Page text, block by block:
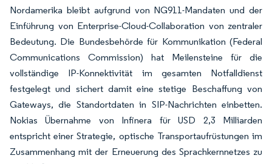
Nordamerika bleibt aufgrund von NG911-Mandaten und der
Einführung von Enterprise-Cloud-Collaboration von zentraler
Bedeutung. Die Bundesbehörde für Kommunikation (Federal
Communications Commission) hat Meilensteine für die
vollständige IP-Konnektivität im gesamten Notfalldienst
festgelegt und sichert damit eine stetige Beschaffung von
Gateways, die Standortdaten in SIP-Nachrichten einbetten.
Nokias Übernahme von Infinera für USD 2,3 Milliarden
entspricht einer Strategie, optische Transportaufrüstungen im
Zusammenhang mit der Erneuerung des Sprachkernnetzes zu